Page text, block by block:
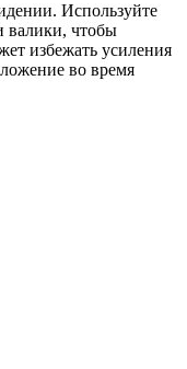
Используйте
валики, чтобы
избежать усиления
во время